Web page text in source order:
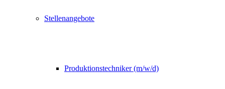
Stellenangebote
Produktionstechniker (m/w/d)